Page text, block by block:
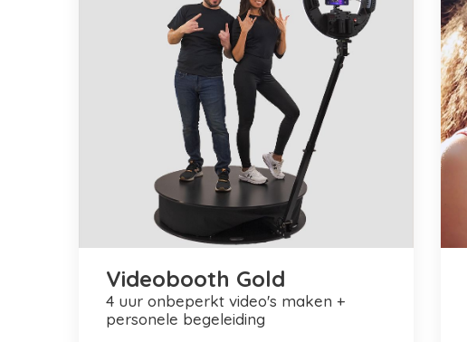
Videobooth Gold
4 uur onbeperkt video's maken +
personele begeleiding